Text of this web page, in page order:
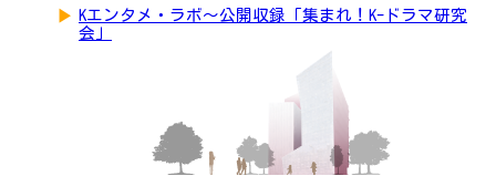
▶ Kエンタメ・ラボ～公開収録「集まれ！K-ドラマ研究
会」